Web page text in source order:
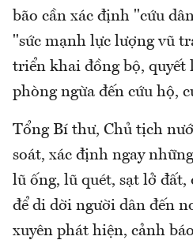
bão cần xác định "cứu
"sức mạnh lực lượng vũ
triển khai đồng bộ,
phòng ngừa đến cứu hộ,
Tổng Bí thư, Chủ tịch
soát, xác định ngay
lũ ống, lũ quét, sạt lở đất,
để di dời người dân đến
xuyên phát hiện, cảnh